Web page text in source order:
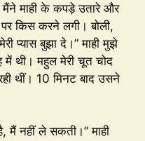
माही के कपड़े उतारे और
किस करने लगी। बोली,
प्यास बुझा दे।” माही मुझे
थी। महुल मेरी चूत चोद
थीं। 10 मिनट बाद उसने
मैं नहीं ले सकती।” माही